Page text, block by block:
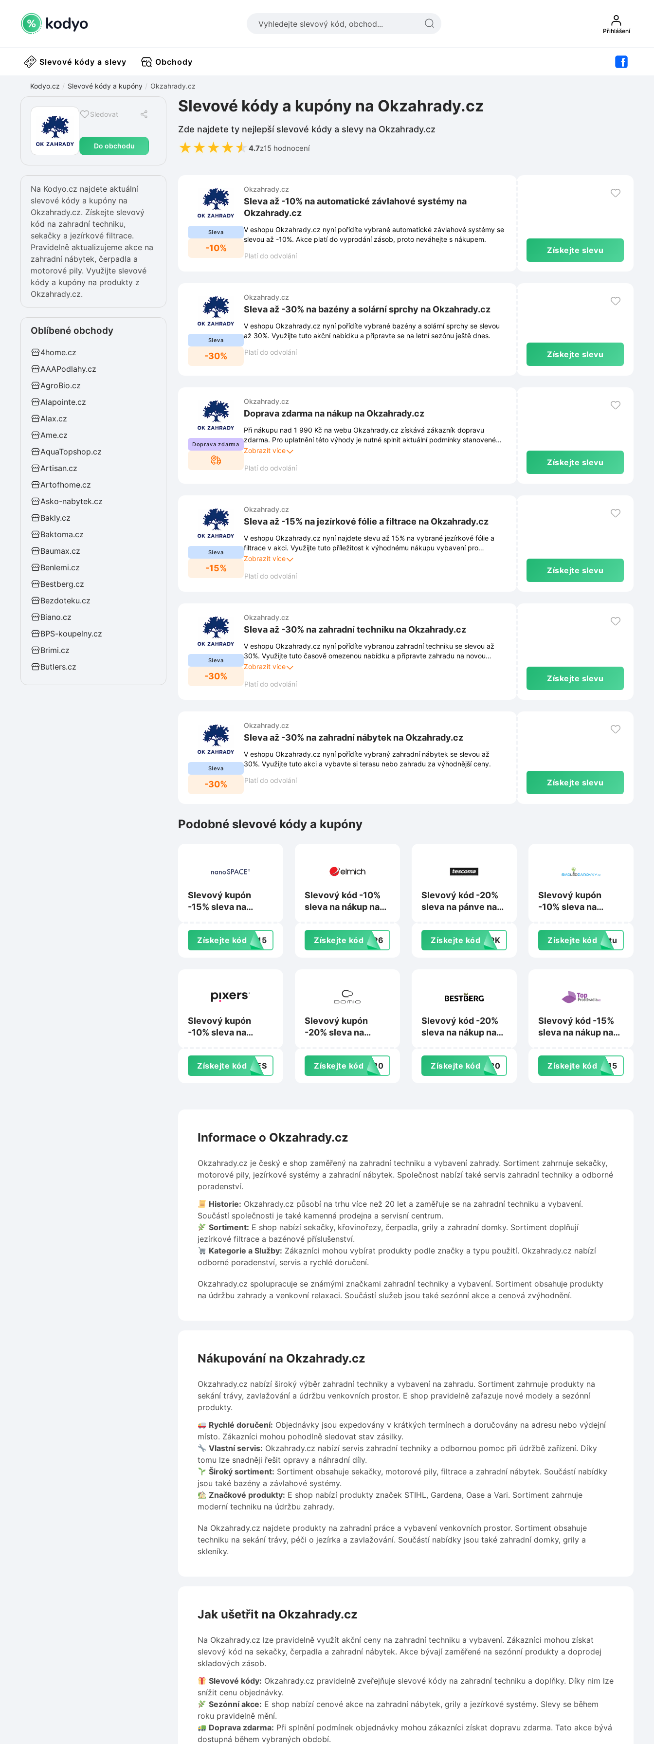
Přihlášení
Slevové kódy a slevy Obchody
Kodyo.cz Slevové kódy a kupóny Okzahrady.cz
Sledovat
Do obchodu
Slevové kódy a kupóny na Okzahrady.cz
Zde najdete ty nejlepší slevové kódy a slevy na Okzahrady.cz
★★★★★ 4.7z15 hodnocení
Na Kodyo.cz najdete aktuální
slevové kódy a kupóny na
Okzahrady.cz. Získejte slevový
kód na zahradní techniku,
sekačky a jezírkové filtrace.
Pravidelně aktualizujeme akce na
zahradní nábytek, čerpadla a
motorové pily. Využijte slevové
kódy a kupóny na produkty z
Okzahrady.cz.
Oblíbené obchody
4home.cz
AAAPodlahy.cz
AgroBio.cz
Alapointe.cz
Alax.cz
Ame.cz
AquaTopshop.cz
Artisan.cz
Artofhome.cz
Asko-nabytek.cz
Bakly.cz
Baktoma.cz
Baumax.cz
Benlemi.cz
Bestberg.cz
Bezdoteku.cz
Biano.cz
BPS-koupelny.cz
Brimi.cz
Butlers.cz
Sleva
-10%
Okzahrady.cz
Sleva až -10% na automatické závlahové systémy na
Okzahrady.cz
V eshopu Okzahrady.cz nyní pořídíte vybrané automatické závlahové systémy se
slevou až -10%. Akce platí do vyprodání zásob, proto neváhejte s nákupem.
Platí do odvolání
Získejte slevu
Sleva
-30%
Okzahrady.cz
Sleva až -30% na bazény a solární sprchy na Okzahrady.cz
V eshopu Okzahrady.cz nyní pořídíte vybrané bazény a solární sprchy se slevou
až 30%. Využijte tuto akční nabídku a připravte se na letní sezónu ještě dnes.
Platí do odvolání
Získejte slevu
Doprava zdarma
Okzahrady.cz
Doprava zdarma na nákup na Okzahrady.cz
Při nákupu nad 1 990 Kč na webu Okzahrady.cz získává zákazník dopravu
zdarma. Pro uplatnění této výhody je nutné splnit aktuální podmínky stanovené
obchodem. Kompletní pravidla jsou k dispozici na stránkách e-shopu a mohou se v
Zobrazit více
Platí do odvolání
Získejte slevu
Sleva
-15%
Okzahrady.cz
Sleva až -15% na jezírkové fólie a filtrace na Okzahrady.cz
V eshopu Okzahrady.cz nyní najdete slevu až 15% na vybrané jezírkové fólie a
filtrace v akci. Využijte tuto příležitost k výhodnému nákupu vybavení pro
zahradní jezírka.
Zobrazit více
Platí do odvolání
Získejte slevu
Sleva
-30%
Okzahrady.cz
Sleva až -30% na zahradní techniku na Okzahrady.cz
V eshopu Okzahrady.cz nyní pořídíte vybranou zahradní techniku se slevou až
30%. Využijte tuto časově omezenou nabídku a připravte zahradu na novou
sezónu výhodněji.
Zobrazit více
Platí do odvolání
Získejte slevu
Sleva
-30%
Okzahrady.cz
Sleva až -30% na zahradní nábytek na Okzahrady.cz
V eshopu Okzahrady.cz nyní pořídíte vybraný zahradní nábytek se slevou až
30%. Využijte tuto akci a vybavte si terasu nebo zahradu za výhodnější ceny.
Platí do odvolání
Získejte slevu
Podobné slevové kódy a kupóny
Slevový kupón
-15% sleva na
Nanospace.cz
Získejte kód9015
Slevový kód -10%
sleva na nákup na
Získejte kód0EP6
Slevový kód -20%
sleva na pánve na
Získejte kódF3PK
Slevový kupón
-10% sleva na
Smdledzarovky.cz
Získejte kódextu
Slevový kupón
-10% sleva na
Získejte kódSHES
Slevový kupón
-20% sleva na
Získejte kódva20
Slevový kód -20%
sleva na nákup na
Získejte kódST20
Slevový kód -15%
sleva na nákup nad
Topprosteradla.cz
Získejte kódNY15
Informace o Okzahrady.cz
Okzahrady.cz je český e shop zaměřený na zahradní techniku a vybavení zahrady. Sortiment zahrnuje sekačky,
motorové pily, jezírkové systémy a zahradní nábytek. Společnost nabízí také servis zahradní techniky a odborné
poradenství.
Historie: Okzahrady.cz působí na trhu více než 20 let a zaměřuje se na zahradní techniku a vybavení.
Součástí společnosti je také kamenná prodejna a servisní centrum.
Sortiment: E shop nabízí sekačky, křovinořezy, čerpadla, grily a zahradní domky. Sortiment doplňují
jezírkové filtrace a bazénové příslušenství.
Kategorie a Služby: Zákazníci mohou vybírat produkty podle značky a typu použití. Okzahrady.cz nabízí
odborné poradenství, servis a rychlé doručení.
Okzahrady.cz spolupracuje se známými značkami zahradní techniky a vybavení. Sortiment obsahuje produkty
na údržbu zahrady a venkovní relaxaci. Součástí služeb jsou také sezónní akce a cenová zvýhodnění.
Nákupování na Okzahrady.cz
Okzahrady.cz nabízí široký výběr zahradní techniky a vybavení na zahradu. Sortiment zahrnuje produkty na
sekání trávy, zavlažování a údržbu venkovních prostor. E shop pravidelně zařazuje nové modely a sezónní
produkty.
Rychlé doručení: Objednávky jsou expedovány v krátkých termínech a doručovány na adresu nebo výdejní
místo. Zákazníci mohou pohodlně sledovat stav zásilky.
Vlastní servis: Okzahrady.cz nabízí servis zahradní techniky a odbornou pomoc při údržbě zařízení. Díky
tomu lze snadněji řešit opravy a náhradní díly.
Široký sortiment: Sortiment obsahuje sekačky, motorové pily, filtrace a zahradní nábytek. Součástí nabídky
jsou také bazény a závlahové systémy.
Značkové produkty: E shop nabízí produkty značek STIHL, Gardena, Oase a Vari. Sortiment zahrnuje
moderní techniku na údržbu zahrady.
Na Okzahrady.cz najdete produkty na zahradní práce a vybavení venkovních prostor. Sortiment obsahuje
techniku na sekání trávy, péči o jezírka a zavlažování. Součástí nabídky jsou také zahradní domky, grily a
skleníky.
Jak ušetřit na Okzahrady.cz
Na Okzahrady.cz lze pravidelně využít akční ceny na zahradní techniku a vybavení. Zákazníci mohou získat
slevový kód na sekačky, čerpadla a zahradní nábytek. Akce bývají zaměřené na sezónní produkty a doprodej
skladových zásob.
Slevové kódy: Okzahrady.cz pravidelně zveřejňuje slevové kódy na zahradní techniku a doplňky. Díky nim lze
snížit cenu objednávky.
Sezónní akce: E shop nabízí cenové akce na zahradní nábytek, grily a jezírkové systémy. Slevy se během
roku pravidelně mění.
Doprava zdarma: Při splnění podmínek objednávky mohou zákazníci získat dopravu zdarma. Tato akce bývá
dostupná během vybraných období.